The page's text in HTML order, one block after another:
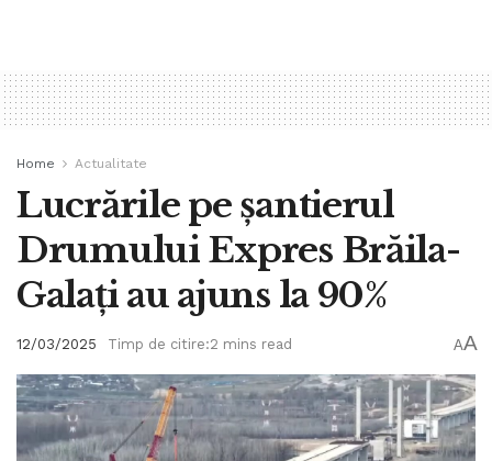
Home Actualitate
Lucrările pe șantierul
Drumului Expres Brăila-
Galați au ajuns la 90%
12/03/2025 Timp de citire:2 mins read AA